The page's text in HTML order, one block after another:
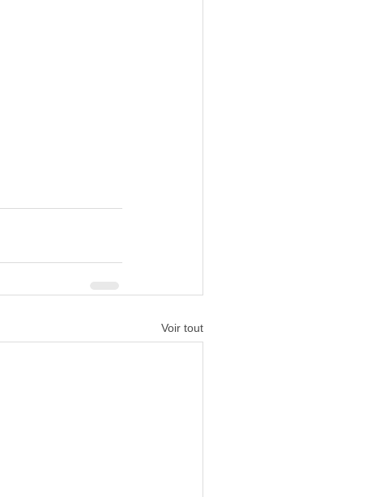
Voir tout